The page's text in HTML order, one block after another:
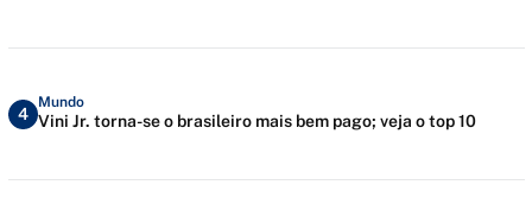
4
Mundo
Vini Jr. torna-se o brasileiro mais bem pago; veja o top 10